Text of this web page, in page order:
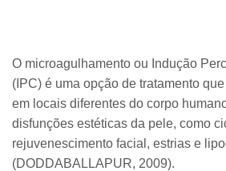
O microagulhamento ou Indução
(IPC) é uma opção de tratamento
em locais diferentes do corpo
disfunções estéticas da pele, como
rejuvenescimento facial, estrias e
(DODDABALLAPUR, 2009).